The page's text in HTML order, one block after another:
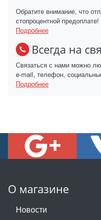
Обратите внимание, что
стопроцентной предоплате!
Подробнее
Всегда на
Связаться с нами можно
e-mail, телефон,
Подробнее
О магазине
Новости